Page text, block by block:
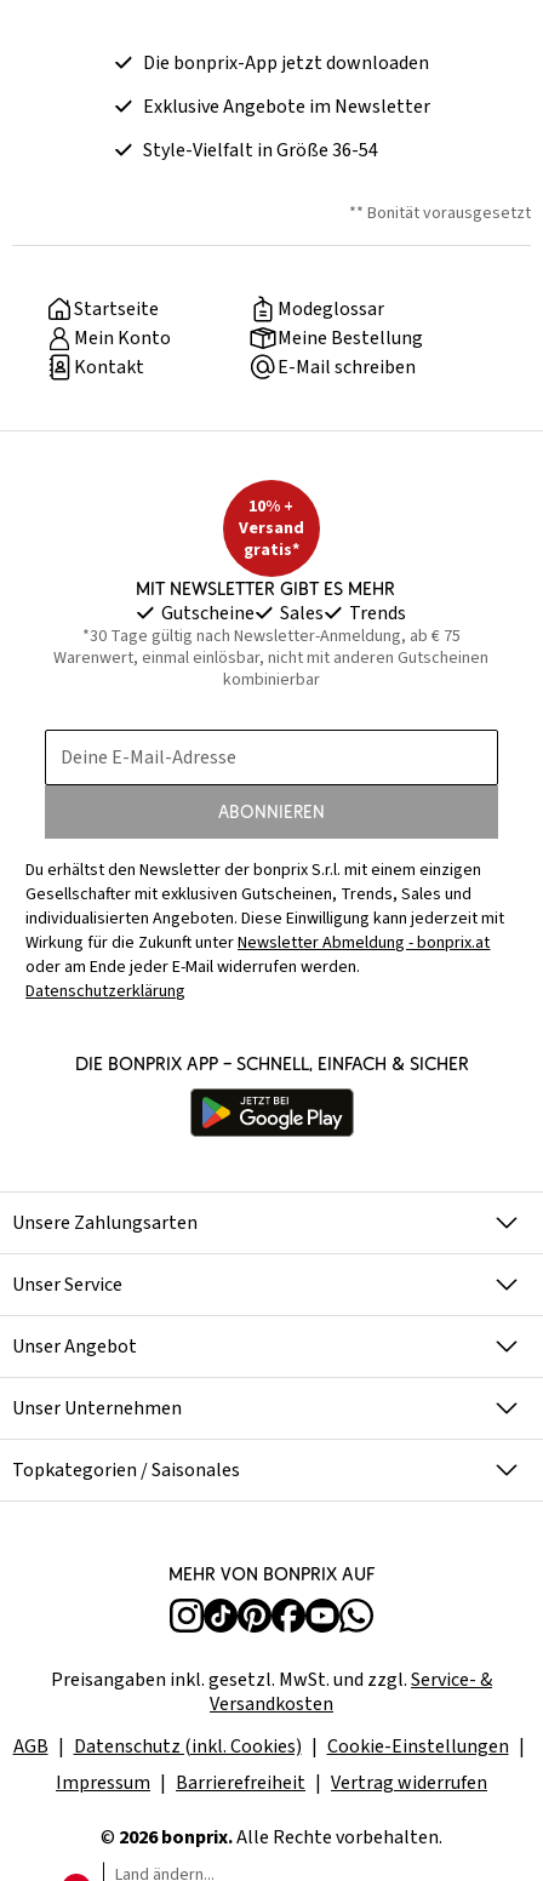
Die bonprix-App jetzt downloaden
Exklusive Angebote im Newsletter
Style-Vielfalt in Größe 36-54
** Bonität vorausgesetzt
Startseite
Modeglossar
Mein Konto
Meine Bestellung
Kontakt
E-Mail schreiben
10% +
Versand
gratis*
Mit Newsletter gibt es mehr
Gutscheine Sales Trends
*30 Tage gültig nach Newsletter-Anmeldung, ab € 75
Warenwert, einmal einlösbar, nicht mit anderen Gutscheinen
kombinierbar
Deine E-Mail-Adresse
Abonnieren
Du erhältst den Newsletter der bonprix S.r.l. mit einem einzigen
Gesellschafter mit exklusiven Gutscheinen, Trends, Sales und
individualisierten Angeboten. Diese Einwilligung kann jederzeit mit
Wirkung für die Zukunft unterNewsletter Abmeldung - bonprix.at
oder am Ende jeder E-Mail widerrufen werden.
Datenschutzerklärung
Die bonprix App – schnell, einfach & sicher
Unsere Zahlungsarten
Unser Service
Unser Angebot
Unser Unternehmen
Topkategorien / Saisonales
Mehr von bonprix auf
Preisangaben inkl. gesetzl. MwSt. und zzgl.Service- &
Versandkosten
AGB
Datenschutz (inkl. Cookies)
Cookie-Einstellungen
Impressum
Barrierefreiheit Vertrag widerrufen
© 2026 bonprix.Alle Rechte vorbehalten.
Land ändern...